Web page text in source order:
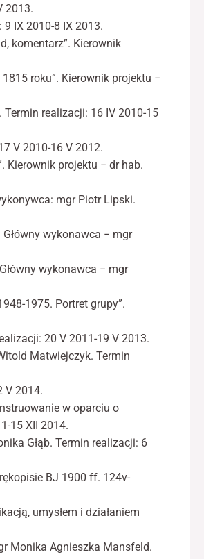
2013.
IX 2010-8 IX 2013.
komentarz”. Kie­rownik
roku”. Kierownik projektu −
realizacji: 16 IV 2010-15
V 2010-16 V 2012.
Kierownik projektu − dr hab.
mgr Piotr Lipski.
wykonawca − mgr
wykonawca − mgr
1975. Portret grupy”.
20 V 2011-19 V 2013.
Matwiejczyk. Termin
V 2014.
w oparciu o
15 XII 2014.
Głąb. Termin reali­zacji: 6
BJ 1900 ff. 124v-
umysłem i dzia­łaniem
Monika Agnieszka Mansfeld.